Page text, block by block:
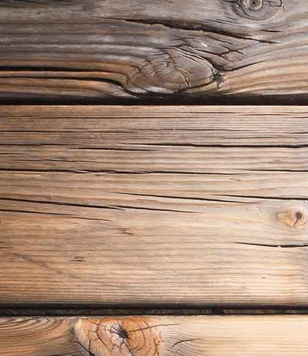
Schächsische Schweiz - Bastei